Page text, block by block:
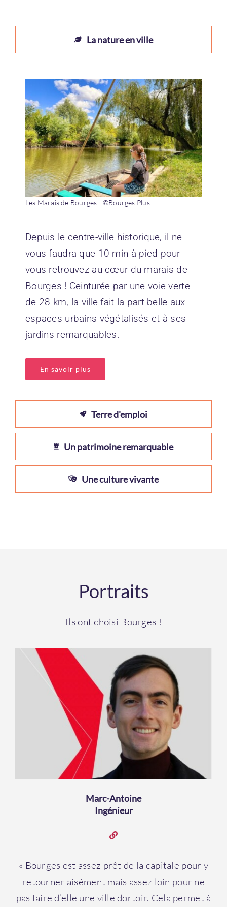
La nature en ville
Les Marais de Bourges - ©Bourges Plus
Depuis le centre-ville historique, il ne
vous faudra que 10 min à pied pour
vous retrouvez au cœur du marais de
Bourges ! Ceinturée par une voie verte
de 28 km, la ville fait la part belle aux
espaces urbains végétalisés et à ses
jardins remarquables.
En savoir plus
Terre d'emploi
Un patrimoine remarquable
Une culture vivante
Portraits
Ils ont choisi Bourges !
Marc-Antoine
Ingénieur
« Bourges est assez prêt de la capitale pour y
retourner aisément mais assez loin pour ne
pas faire d’elle une ville dortoir. Cela permet à